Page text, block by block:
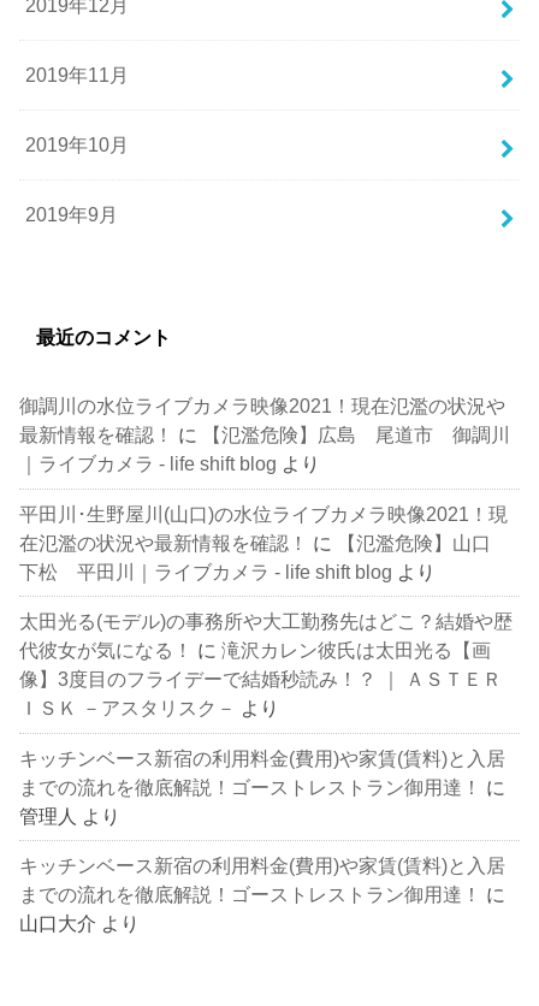
2019年12月
2019年11月
2019年10月
2019年9月
最近のコメント
御調川の水位ライブカメラ映像2021！現在氾濫の状況や
最新情報を確認！
に
【氾濫危険】広島 尾道市 御調川
｜ライブカメラ - life shift blog より
平田川･生野屋川(山口)の水位ライブカメラ映像2021！現
在氾濫の状況や最新情報を確認！
に
【氾濫危険】山口
下松 平田川｜ライブカメラ - life shift blog より
太田光る(モデル)の事務所や大工勤務先はどこ？結婚や歴
代彼女が気になる！
に滝沢カレン彼氏は太田光る【画
像】3度目のフライデーで結婚秒読み！？ ｜ ＡＳＴＥＲ
ＩＳＫ －アスタリスク－ より
キッチンベース新宿の利用料金(費用)や家賃(賃料)と入居
までの流れを徹底解説！ゴーストレストラン御用達！
に
管理人 より
キッチンベース新宿の利用料金(費用)や家賃(賃料)と入居
までの流れを徹底解説！ゴーストレストラン御用達！
に
山口大介 より